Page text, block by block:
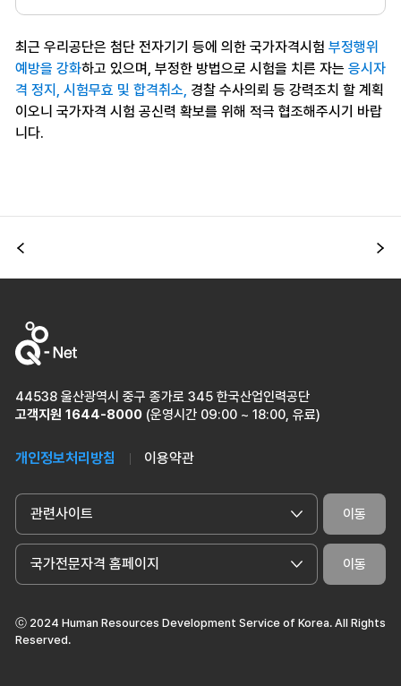
최근 우리공단은 첨단 전자기기 등에 의한 국가자격시험 부정행위
예방을 강화하고 있으며, 부정한 방법으로 시험을 치른 자는 응시자
격 정지, 시험무효 및 합격취소, 경찰 수사의뢰 등 강력조치 할 계획
이오니 국가자격 시험 공신력 확보를 위해 적극 협조해주시기 바랍
니다.
이전
44538 울산광역시 중구 종가로 345 한국산업인력공단
고객지원 1644-8000 (운영시간 09:00 ~ 18:00, 유료)
개인정보처리방침 이용약관
관련사이트 이동
국가전문자격 홈페이지 이동
ⓒ 2024 Human Resources Development Service of Korea. All Rights
Reserved.